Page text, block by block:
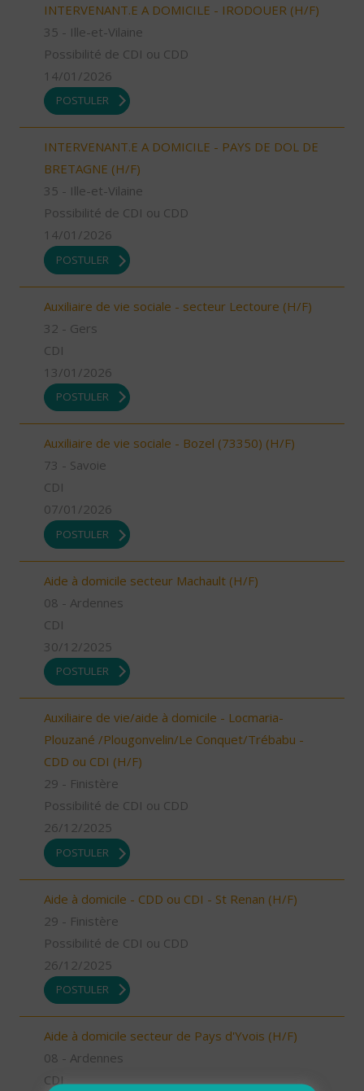
INTERVENANT.E A DOMICILE - IRODOUER (H/F)
35 - Ille-et-Vilaine
Possibilité de CDI ou CDD
14/01/2026
POSTULER
INTERVENANT.E A DOMICILE - PAYS DE DOL DE
BRETAGNE (H/F)
35 - Ille-et-Vilaine
Possibilité de CDI ou CDD
14/01/2026
POSTULER
Auxiliaire de vie sociale - secteur Lectoure (H/F)
32 - Gers
CDI
13/01/2026
POSTULER
Auxiliaire de vie sociale - Bozel (73350) (H/F)
73 - Savoie
CDI
07/01/2026
POSTULER
Aide à domicile secteur Machault (H/F)
08 - Ardennes
CDI
30/12/2025
POSTULER
Auxiliaire de vie/aide à domicile - Locmaria-
Plouzané /Plougonvelin/Le Conquet/Trébabu -
CDD ou CDI (H/F)
29 - Finistère
Possibilité de CDI ou CDD
26/12/2025
POSTULER
Aide à domicile - CDD ou CDI - St Renan (H/F)
29 - Finistère
Possibilité de CDI ou CDD
26/12/2025
POSTULER
Aide à domicile secteur de Pays d'Yvois (H/F)
08 - Ardennes
CDI